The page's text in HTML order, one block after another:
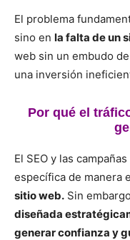
El problema
sino en la falta de un
web sin un embudo
una inversión
Por qué el
El SEO y las
específica de manera
sitio web. Sin
diseñada
generar confianza y